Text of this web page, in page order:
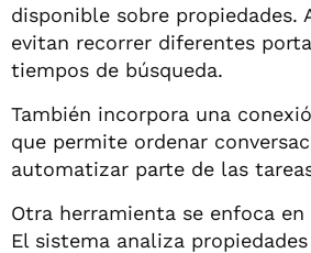
disponible sobre propiedades.
evitan recorrer diferentes
tiempos de búsqueda.
También incorpora una
que permite ordenar
automatizar parte de las
Otra herramienta se enfoca en
El sistema analiza